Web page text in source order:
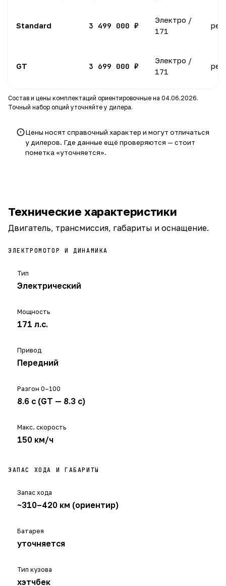
Standard 3 499 000 ₽
Электро /
171
GT 3 699 000 ₽
Электро /
171
Состав и цены комплектаций ориентировочные на 04.06.2026.
Точный набор опций уточняйте у дилера.
Цены носят справочный характер и могут отличаться
у дилеров. Где данные ещё проверяются — стоит
пометка «уточняется».
Технические характеристики
Двигатель, трансмиссия, габариты и оснащение.
ЭЛЕКТРОМОТОР И ДИНАМИКА
Тип
Электрический
Мощность
171 л.с.
Привод
Передний
Разгон 0–100
8.6 с (GT — 8.3 с)
Макс. скорость
150 км/ч
ЗАПАС ХОДА И ГАБАРИТЫ
Запас хода
~310–420 км (ориентир)
Батарея
уточняется
Тип кузова
хэтчбек